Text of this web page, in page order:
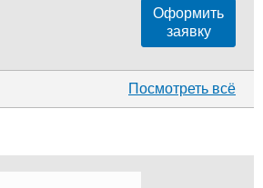
Оформить
заявку
Посмотреть всё